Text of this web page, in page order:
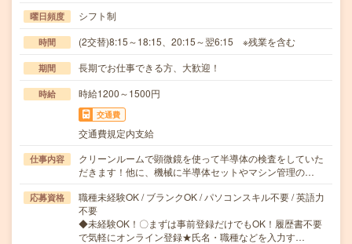
曜日頻度 シフト制
時間 (2交替)8:15～18:15、20:15～翌6:15 ※残業を含む
期間 長期でお仕事できる方、大歓迎！
時給 時給1200～1500円
交通費
交通費規定内支給
仕事内容
クリーンルームで顕微鏡を使って半導体の検査をしていた
だきます！他に、機械に半導体セットやマシン管理の…
応募資格
職種未経験OK / ブランクOK / パソコンスキル不要 / 英語力
不要
◆未経験OK！〇まずは事前登録だけでもOK！履歴書不要
で気軽にオンライン登録★氏名・職種などを入力す…